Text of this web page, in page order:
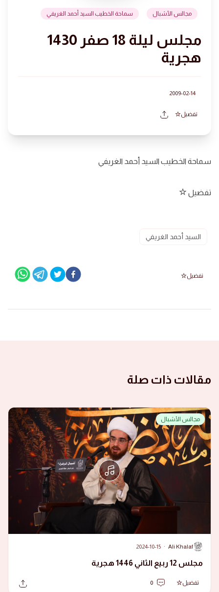
مجالس الأشبال سماحة الخطيب السيد أحمد الغريفي
مجلس ليلة 18 صفر 1430
هجرية
2009-02-14
تفضيل
سماحة الخطيب السيد أحمد الغريفي
تفضيل
السيد أحمد الغريفي
تفضيل
مقالات ذات صلة
مجالس الأشبال
A
Ali Khalaf
·
2024-10-15
مجلس 12 ربيع الثاني 1446 هجرية
تفضيل 0